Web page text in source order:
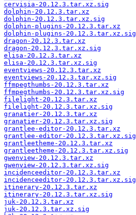
cervisia-20.12.3.tar.xz.sig
dolphin-20.12.3.tar.xz
dolphin-20.12.3.tar.xz.sig
dolphin-plugins-20.12.3.tar.xz
dolphin-plugins-20.12.3.tar.xz.sig
dragon-20.12.3.tar.xz
dragon-20.12.3.tar.xz.sig
elisa-20.12.3.tar.xz
elisa-20.12.3.tar.xz.sig
eventviews-20.12.3.tar.xz
eventviews-20.12.3.tar.xz.sig
ffmpegthumbs-20.12.3.tar.xz
ffmpegthumbs-20.12.3.tar.xz.sig
filelight-20.12.3.tar.xz
filelight-20.12.3.tar.xz.sig
granatier-20.12.3.tar.xz
granatier-20.12.3.tar.xz.sig
grantlee-editor-20.12.3.tar.xz
grantlee-editor-20.12.3.tar.xz.sig
grantleetheme-20.12.3.tar.xz
grantleetheme-20.12.3.tar.xz.sig
gwenview-20.12.3.tar.xz
gwenview-20.12.3.tar.xz.sig
incidenceeditor-20.12.3.tar.xz
incidenceeditor-20.12.3.tar.xz.sig
itinerary-20.12.3.tar.xz
itinerary-20.12.3.tar.xz.sig
juk-20.12.3.tar.xz
juk-20.12.3.tar.xz.sig